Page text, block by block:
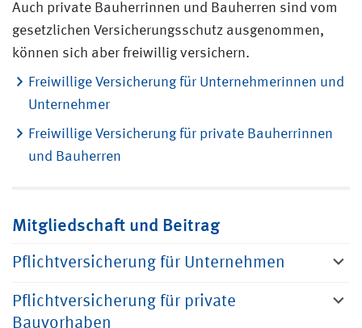
Auch private Bauherrinnen und Bauherren sind vom
gesetzlichen Versicherungsschutz ausgenommen,
können sich aber freiwillig versichern.
Freiwillige Versicherung für Unternehmerinnen und
Unternehmer
Freiwillige Versicherung für private Bauherrinnen
und Bauherren
Mitgliedschaft und Beitrag
Pflichtversicherung für Unternehmen
Pflichtversicherung für private
Bauvorhaben